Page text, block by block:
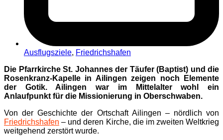
Ausflugsziele, Friedrichshafen
Die Pfarrkirche St. Johannes der Täufer (Baptist) und die
Rosenkranz-Kapelle in Ailingen zeigen noch Elemente
der Gotik. Ailingen war im Mittelalter wohl ein
Anlaufpunkt für die Missionierung in Oberschwaben.
Von der Geschichte der Ortschaft Ailingen – nördlich von
Friedrichshafen – und deren Kirche, die im zweiten Weltkrieg
weitgehend zerstört wurde.